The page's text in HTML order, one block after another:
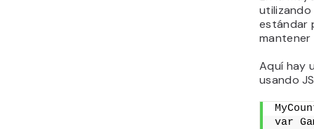
utilizando
estándar
mantener
Aquí hay
usando
var